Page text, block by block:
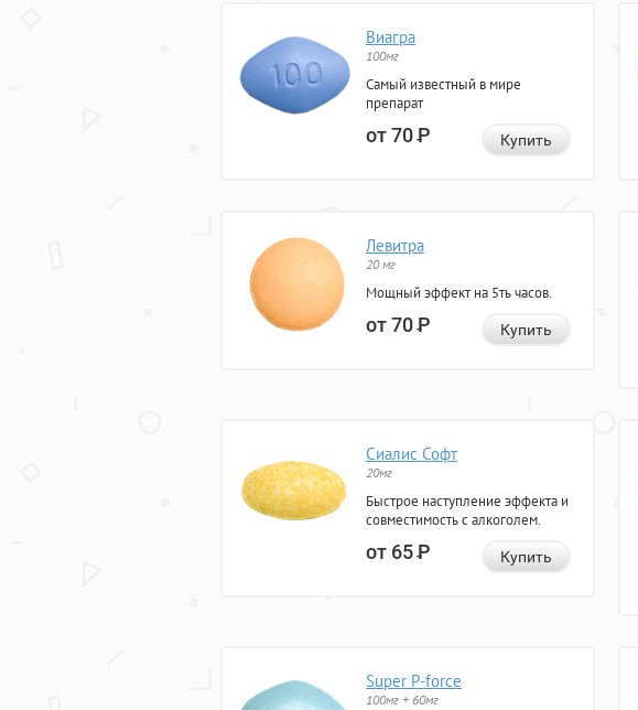
Виагра
100мг
Самый известный в мире
препарат
от 70Р Купить
Левитра
20 мг
Мощный эффект на 5ть часов.
от 70Р Купить
Сиалис Софт
20мг
Быстрое наступление эффекта и
совместимость с алкоголем.
от 65Р Купить
Super P-force
100мг + 60мг